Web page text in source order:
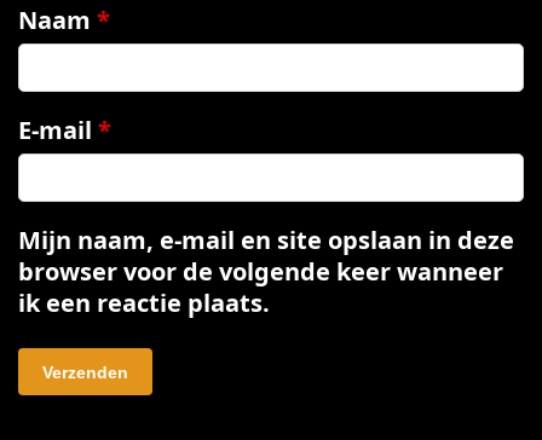
Naam *
E-mail *
Mijn naam, e-mail en site opslaan in deze
browser voor de volgende keer wanneer
ik een reactie plaats.